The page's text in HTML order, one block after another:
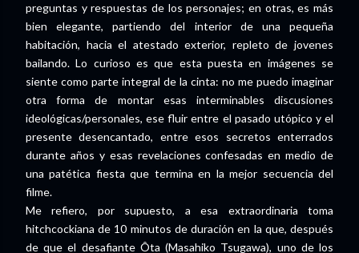
preguntas y respuestas de los personajes; en otras, es más
bien elegante, partiendo del interior de una pequeña
habitación, hacia el atestado exterior, repleto de jovenes
bailando. Lo curioso es que esta puesta en imágenes se
siente como parte integral de la cinta: no me puedo imaginar
otra forma de montar esas interminables discusiones
ideológicas/personales, ese fluir entre el pasado utópico y el
presente desencantado, entre esos secretos enterrados
durante años y esas revelaciones confesadas en medio de
una patética fiesta que termina en la mejor secuencia del
filme.
Me refiero, por supuesto, a esa extraordinaria toma
hitchcockiana de 10 minutos de duración en la que, después
de que el desafiante Ôta (Masahiko Tsugawa), uno de los